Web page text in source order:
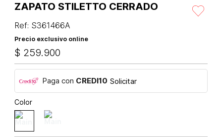
ZAPATO STILETTO CERRADO
Ref: S361466A
Precio exclusivo online
$ 259.900
Paga con CREDI10 Solicitar
Color